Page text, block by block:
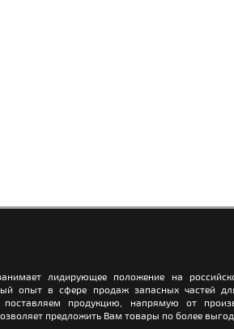
лидирующее положение на
опыт в сфере продаж запасных частей
продукцию, напрямую от
предложить Вам товары по более